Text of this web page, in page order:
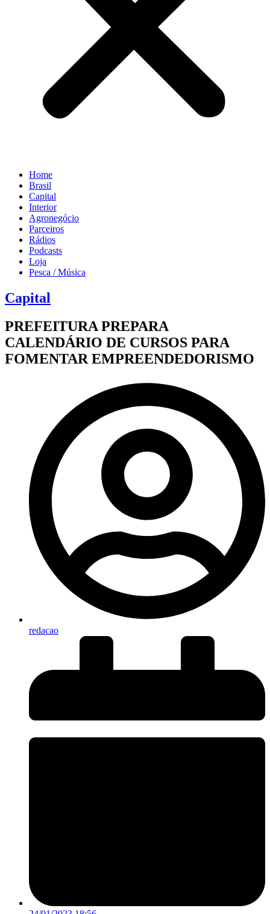
Home
Brasil
Capital
Interior
Agronegócio
Parceiros
Rádios
Podcasts
Loja
Pesca / Música
Capital
PREFEITURA PREPARA
CALENDÁRIO DE CURSOS PARA
FOMENTAR EMPREENDEDORISMO
redacao